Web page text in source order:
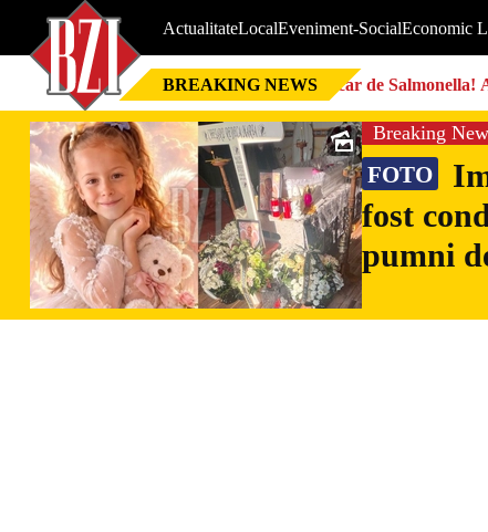
ActualitateLocalEveniment-SocialEconomic
BREAKING NEWS Focar de
Breaking
FOTO
fost
pumni